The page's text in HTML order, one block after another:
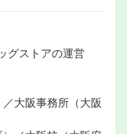
グストアの運営
大阪事務所（大阪